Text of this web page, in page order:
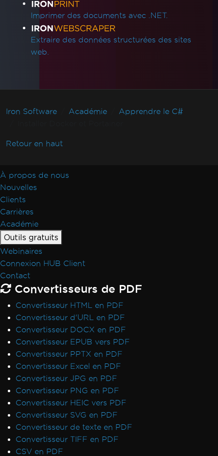
Imprimer des documents avec .NET.
Extraire des données structurées des sites
web.
Iron Software Académie
Apprendre le C#
Retour en haut
À propos de nous
Nouvelles
Clients
Carrières
Académie
Outils gratuits
Webinaires
Connexion HUB Client
Contact
Convertisseurs de PDF
Convertisseur HTML en PDF
Convertisseur d'URL en PDF
Convertisseur DOCX en PDF
Convertisseur EPUB vers PDF
Convertisseur PPTX en PDF
Convertisseur Excel en PDF
Convertisseur JPG en PDF
Convertisseur PNG en PDF
Convertisseur HEIC vers PDF
Convertisseur SVG en PDF
Convertisseur de texte en PDF
Convertisseur TIFF en PDF
CSV en PDF